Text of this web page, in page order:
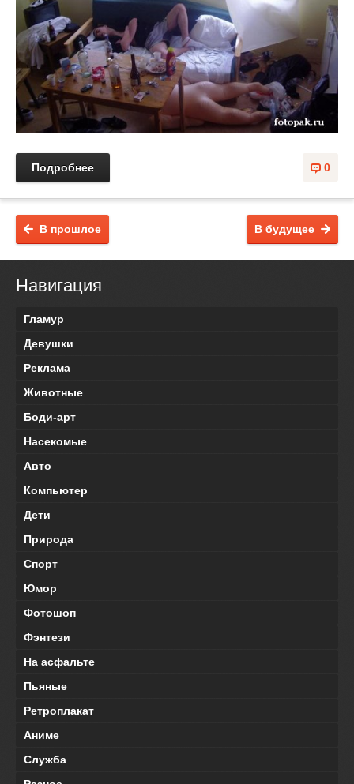
0
Подробнее
В будущее
В прошлое
Навигация
Гламур
Девушки
Реклама
Животные
Боди-арт
Насекомые
Авто
Компьютер
Дети
Природа
Спорт
Юмор
Фотошоп
Фэнтези
На асфальте
Пьяные
Ретроплакат
Аниме
Служба